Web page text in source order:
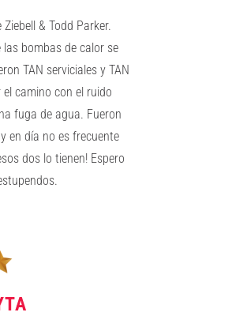
& Todd Parker.
bombas de calor se
TAN serviciales y TAN
camino con el ruido
fuga de agua. Fueron
en día no es frecuente
dos lo tienen! Espero